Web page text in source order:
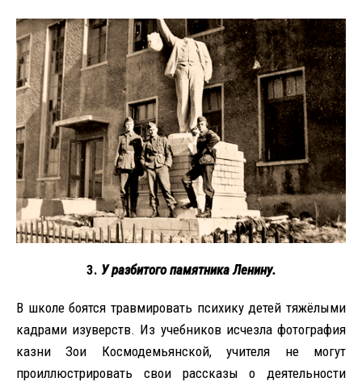
3. У разбитого памятника Ленину.
В школе боятся травмировать психику детей тяжёлыми
кадрами изуверств. Из учебников исчезла фотография
казни Зои Космодемьянской, учителя не могут
проиллюстрировать свои рассказы о деятельности